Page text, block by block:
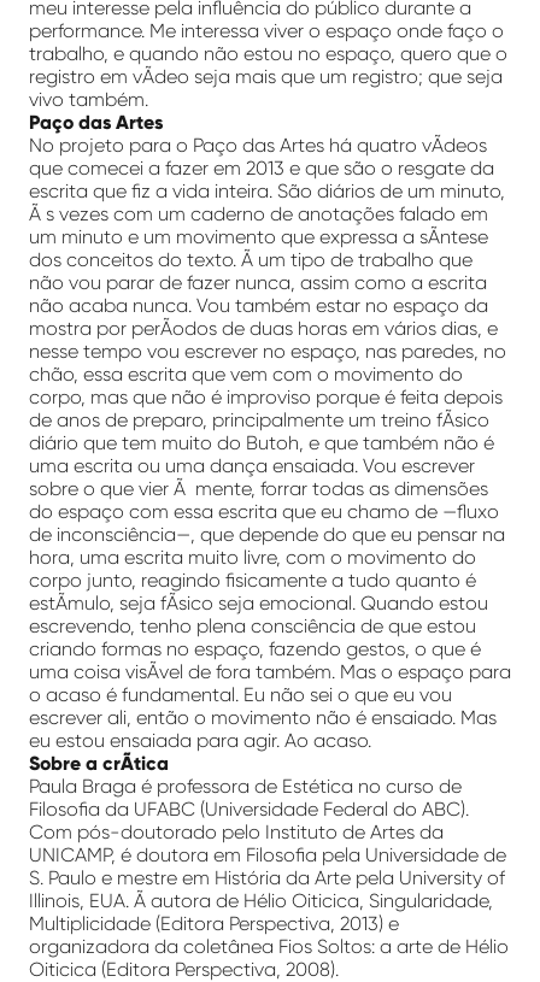
meu interesse pela influência do público durante a
performance. Me interessa viver o espaço onde faço o
trabalho, e quando não estou no espaço, quero que o
registro em vÃ­deo seja mais que um registro; que seja
vivo também.
Paço das Artes
No projeto para o Paço das Artes há quatro vÃ­deos
que comecei a fazer em 2013 e que são o resgate da
escrita que fiz a vida inteira. São diários de um minuto,
Ã s vezes com um caderno de anotações falado em
um minuto e um movimento que expressa a sÃ­ntese
dos conceitos do texto. Ã um tipo de trabalho que
não vou parar de fazer nunca, assim como a escrita
não acaba nunca. Vou também estar no espaço da
mostra por perÃ­odos de duas horas em vários dias, e
nesse tempo vou escrever no espaço, nas paredes, no
chão, essa escrita que vem com o movimento do
corpo, mas que não é improviso porque é feita depois
de anos de preparo, principalmente um treino fÃ­sico
diário que tem muito do Butoh, e que também não é
uma escrita ou uma dança ensaiada. Vou escrever
sobre o que vier Ã mente, forrar todas as dimensões
do espaço com essa escrita que eu chamo de —fluxo
de inconsciência—, que depende do que eu pensar na
hora, uma escrita muito livre, com o movimento do
corpo junto, reagindo fisicamente a tudo quanto é
estÃ­mulo, seja fÃ­sico seja emocional. Quando estou
escrevendo, tenho plena consciência de que estou
criando formas no espaço, fazendo gestos, o que é
uma coisa visÃ­vel de fora também. Mas o espaço para
o acaso é fundamental. Eu não sei o que eu vou
escrever ali, então o movimento não é ensaiado. Mas
eu estou ensaiada para agir. Ao acaso.
Sobre a crÃ­tica
Paula Braga é professora de Estética no curso de
Filosofia da UFABC (Universidade Federal do ABC).
Com pós-doutorado pelo Instituto de Artes da
UNICAMP, é doutora em Filosofia pela Universidade de
S. Paulo e mestre em História da Arte pela University of
Illinois, EUA. Ã autora de Hélio Oiticica, Singularidade,
Multiplicidade (Editora Perspectiva, 2013) e
organizadora da coletânea Fios Soltos: a arte de Hélio
Oiticica (Editora Perspectiva, 2008).